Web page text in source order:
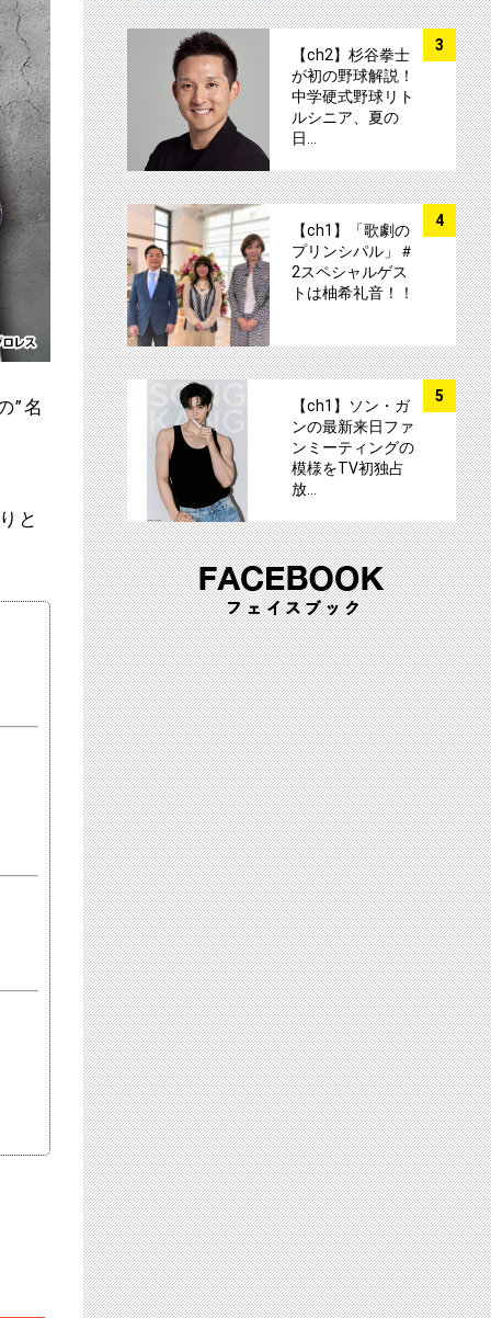
”名
と
3
【ch2】杉谷拳士
が初の野球解説！
中学硬式野球リト
ルシニア、夏の
日…
4
【ch1】「歌劇の
プリンシパル」＃
2スペシャルゲス
トは柚希礼音！！
5
【ch1】ソン・ガ
ンの最新来日ファ
ンミーティングの
模様をTV初独占
放…